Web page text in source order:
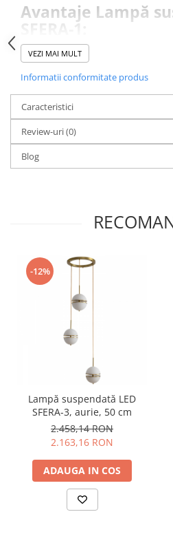
Avantaje Lampă
SFERA-1:
Design elegant:
periate.
Iluminare plăcută:LED
Suspensie reglabilă:
ajustarea înălțimii.
Consum redus:
Lampa este ideală pentru a fi
VEZI MAI MULT
Informatii conformitate produs
Caracteristici
Review-uri(0)
Blog
-12%
Lampă suspendată LED
SFERA-3, aurie, 50 cm
2.458,14 RON
2.163,16 RON
ADAUGA IN COS